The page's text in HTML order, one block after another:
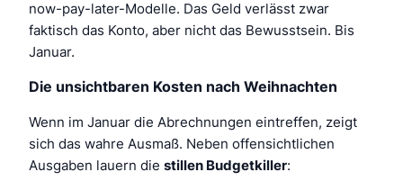
now-pay-later-Modelle. Das Geld verlässt zwar
faktisch das Konto, aber nicht das Bewusstsein. Bis
Januar.
Die unsichtbaren Kosten nach Weihnachten
Wenn im Januar die Abrechnungen eintreffen, zeigt
sich das wahre Ausmaß. Neben offensichtlichen
Ausgaben lauern die stillen Budgetkiller: